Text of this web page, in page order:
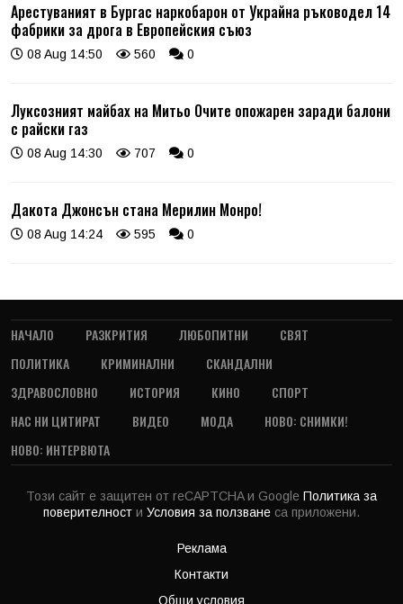
Арестуваният в Бургас наркобарон от Украйна ръководел 14
фабрики за дрога в Европейския съюз
08 Aug 14:50 560 0
Луксозният майбах на Митьо Очите опожарен заради балони
с райски газ
08 Aug 14:30 707 0
Дакота Джонсън стана Мерилин Монро!
08 Aug 14:24 595 0
НАЧАЛО РАЗКРИТИЯ ЛЮБОПИТНИ
СВЯТ
ПОЛИТИКА
КРИМИНАЛНИ
СКАНДАЛНИ
ЗДРАВОСЛОВНО
ИСТОРИЯ КИНО
СПОРТ
НАС НИ ЦИТИРАТ
ВИДЕО МОДА
НОВО: СНИМКИ!
НОВО: ИНТЕРВЮТА
Този сайт е защитен от reCAPTCHA и Google Политика за
поверителност и Условия за ползване са приложени.
Реклама
Контакти
Общи условия